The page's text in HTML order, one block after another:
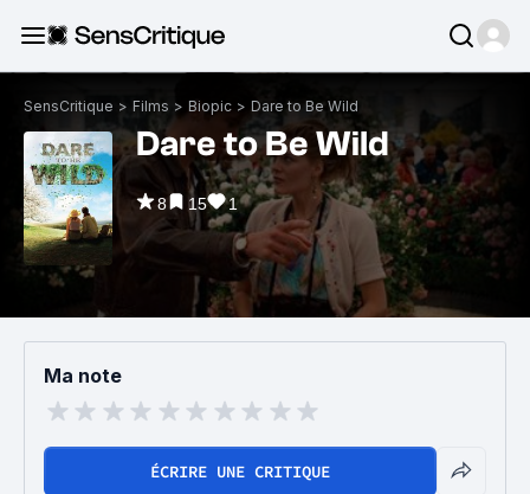
SensCritique > Films > Biopic > Dare to Be Wild
Dare to Be Wild
8 15 1
Ma note
ÉCRIRE UNE CRITIQUE